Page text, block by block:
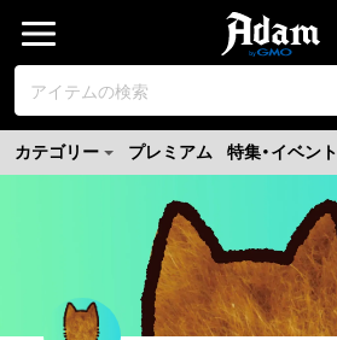
カテゴリー プレミアム 特集・イベント